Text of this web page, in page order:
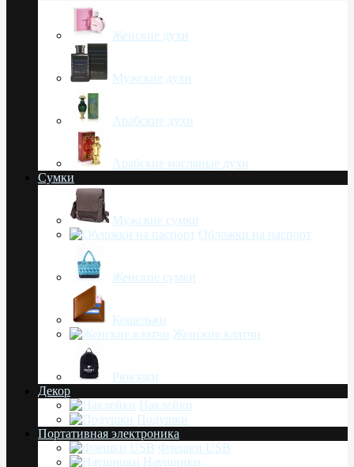
Женские духи
Мужские духи
Арабские духи
Арабские масляные духи
Сумки
Мужские сумки
Обложки на паспорт
Женские сумки
Кошельки
Женские клатчи
Рюкзаки
Декор
Наклейки
Подушки
Портативная электроника
Флешки USB
Наушники